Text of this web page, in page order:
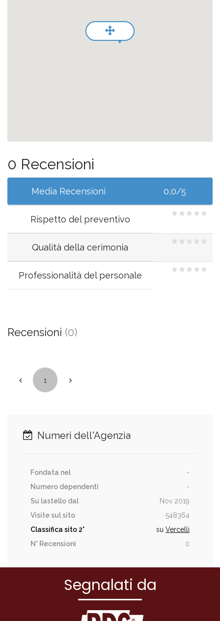
0 Recensioni
Media Recensioni 0,0/5
Rispetto del preventivo
Qualità della cerimonia
Professionalità del personale
Recensioni (0)
1
Numeri dell'Agenzia
Fondata nel
-
Numero dependenti
-
Su lastello dal
Nov 2019
Visite sul sito
548364
Classifica sito 2° su Vercelli
N° Recensioni
0
Segnalati da